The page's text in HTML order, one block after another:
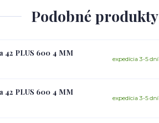
Podobné produkty
42 PLUS 600 4 MM
expedícia 3-5 dní
42 PLUS 600 4 MM
expedícia 3-5 dní